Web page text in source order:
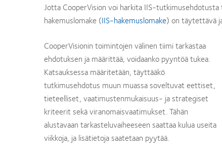
Jotta CooperVision voi harkita IIS-
hakemuslomake (IIS-hakemuslomake) on täytettävä
CooperVisionin toimintojen välinen tiimi tarkastaa
ehdotuksen ja määrittää, voidaanko pyyntöä tukea.
Katsauksessa määritetään, täyttääkö
tutkimusehdotus muun muassa soveltuvat eettiset,
tieteelliset, vaatimustenmukaisuus- ja strategiset
kriteerit sekä viranomaisvaatimukset. Tähän
alustavaan tarkasteluvaiheeseen saattaa kulua useita
viikkoja, ja lisätietoja saatetaan pyytää.